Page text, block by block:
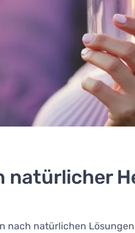
natürlicher
nach natürlichen